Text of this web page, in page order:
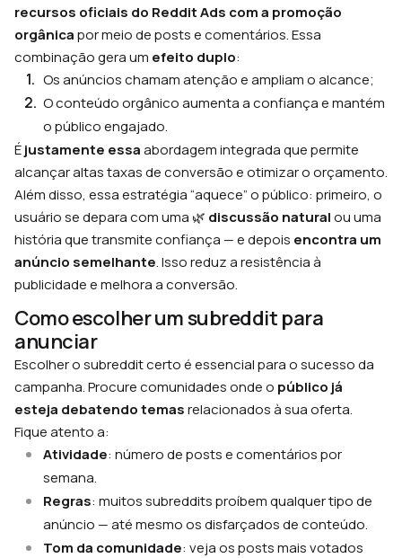
recursos oficiais do Reddit Ads com a promoção
orgânicapor meio de posts e comentários. Essa
combinação gera um efeito duplo:
Os anúncios chamam atenção e ampliam o alcance;
O conteúdo orgânico aumenta a confiança e mantém
o público engajado.
Éjustamente essaabordagem integrada que permite
alcançar altas taxas de conversão e otimizar o orçamento.
Além disso, essa estratégia “aquece” o público: primeiro, o
usuário se depara com uma 🌿 discussão naturalou uma
história que transmite confiança — e depois encontra um
anúncio semelhante. Isso reduz a resistência à
publicidade e melhora a conversão.
Como escolher um subreddit para
anunciar
Escolher o subreddit certo é essencial para o sucesso da
campanha. Procure comunidades onde o público já
esteja debatendotemasrelacionados à sua oferta.
Fique atento a:
Atividade: número de posts e comentários por
semana.
Regras: muitos subreddits proíbem qualquer tipo de
anúncio — até mesmo os disfarçados de conteúdo.
Tom da comunidade: veja os posts mais votados